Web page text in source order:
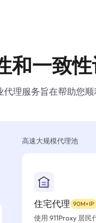
和一致
代理服务旨在帮助您顺
高速大规模代理池
住宅代理 90M+IP
使用 911Proxy 居民